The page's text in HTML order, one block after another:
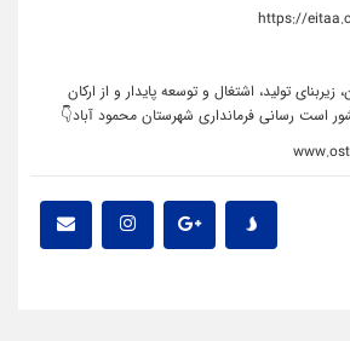
‌https://
تولید، اشتغال و توسعه پایدار و از ارکان
است رسانی فرمانداری شهرستان محمود آباد👇